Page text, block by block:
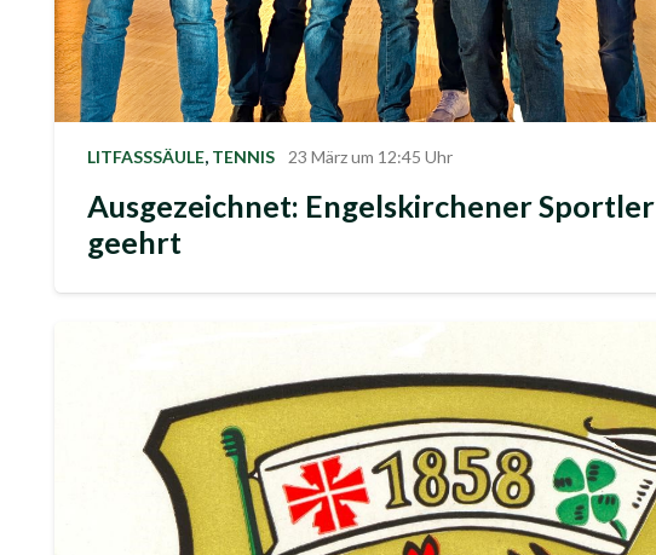
LITFASSSÄULE, TENNIS 23 März um 12:45 Uhr
Ausgezeichnet: Engelskirchener Sportler
geehrt